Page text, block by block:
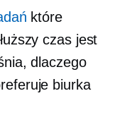
które
czas jest
dlaczego
biurka